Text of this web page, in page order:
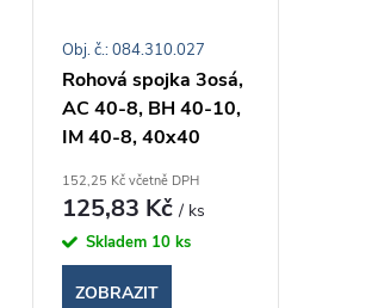
Rohová spojka 3osá,
AC 40-8, BH 40-10,
IM 40-8, 40x40
152,25 Kč včetně DPH
125,83 Kč/ ks
Skladem 10 ks
ZOBRAZIT
Obj. č.: 084.310.027